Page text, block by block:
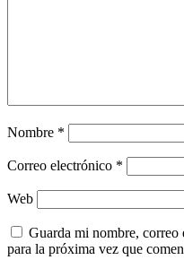
Nombre *
Correo electrónico *
Web
Guarda mi nombre, correo
para la próxima vez que